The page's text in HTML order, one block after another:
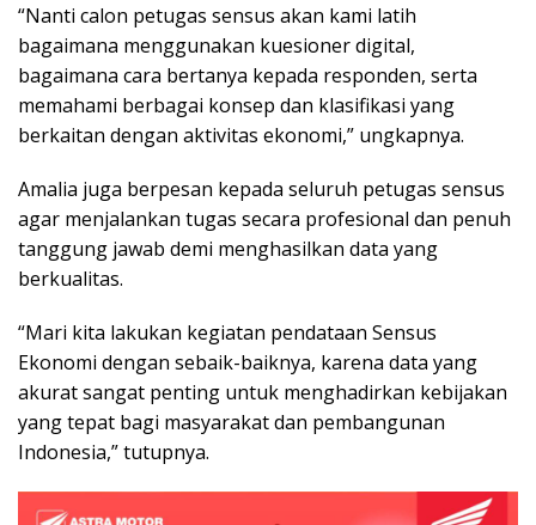
“Nanti calon petugas sensus akan kami latih
bagaimana menggunakan kuesioner digital,
bagaimana cara bertanya kepada responden, serta
memahami berbagai konsep dan klasifikasi yang
berkaitan dengan aktivitas ekonomi,” ungkapnya.
Amalia juga berpesan kepada seluruh petugas sensus
agar menjalankan tugas secara profesional dan penuh
tanggung jawab demi menghasilkan data yang
berkualitas.
“Mari kita lakukan kegiatan pendataan Sensus
Ekonomi dengan sebaik-baiknya, karena data yang
akurat sangat penting untuk menghadirkan kebijakan
yang tepat bagi masyarakat dan pembangunan
Indonesia,” tutupnya.